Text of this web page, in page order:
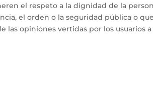
el respeto a la dignidad de la
el orden o la seguridad pública o
las opiniones vertidas por los usuarios